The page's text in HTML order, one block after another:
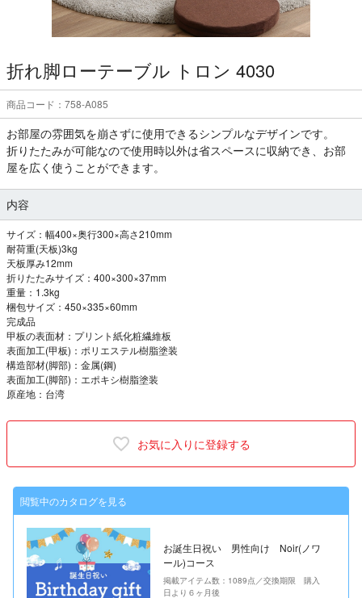
折れ脚ローテーブル トロン 4030
商品コード：758-A085
お部屋の雰囲気を崩さずに使用できるシンプルなデザインです。
折りたたみが可能なので使用時以外は省スペースに収納でき、お部
屋を広く使うことができます。
内容
サイズ：幅400×奥行300×高さ210mm
耐荷重(天板)3kg
天板厚み12mm
折りたたみサイズ：400×300×37mm
重量：1.3kg
梱包サイズ：450×335×60mm
完成品
甲板の表面材：プリント紙化粧繊維板
表面加工(甲板)：ポリエステル樹脂塗装
構造部材(脚部)：金属(鋼)
表面加工(脚部)：エポキシ樹脂塗装
原産地：台湾
お気に入りに登録する
閲覧中のカタログを見る
お誕生日祝い 男性向け Noir(ノワ
ール)コース
掲載アイテム数：1089点／交換期限 購入
日より６ヶ月後